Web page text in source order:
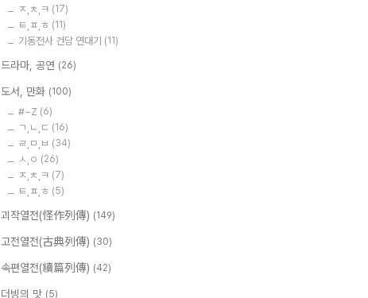
ㅈ,ㅊ,ㅋ (17)
ㅌ,ㅍ,ㅎ (11)
기동전사 건담 연대기 (11)
드라마, 공연 (26)
도서, 만화 (100)
#~Z (6)
ㄱ,ㄴ,ㄷ (16)
ㄹ,ㅁ,ㅂ (34)
ㅅ,ㅇ (26)
ㅈ,ㅊ,ㅋ (7)
ㅌ,ㅍ,ㅎ (5)
괴작열전(怪作列傳) (149)
고전열전(古典列傳) (30)
속편열전(續篇列傳) (42)
더빙의 맛 (5)